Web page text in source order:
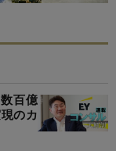
百億
のカ